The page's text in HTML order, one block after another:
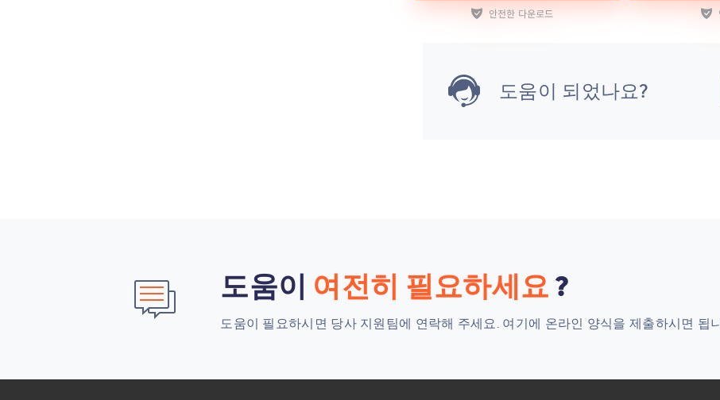
도움이 되었나요?
도움이 여전히 필요하세요?
도움이 필요하시면 당사 지원팀에 연락해 주세요. 여기에 온라인 양식을 제출하시면 됩